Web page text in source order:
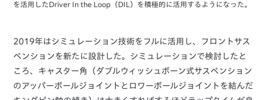
を活用したDriver In the Loop（DIL）を積極的に活用するようになった。
2019年はシミュレーション技術をフルに活用し、フロントサス
ペンションを新たに設計した。シミュレーションで検討したと
ころ、キャスター角（ダブルウィッシュボーン式サスペンション
のアッパーボールジョイントとロワーボールジョイントを結んだ